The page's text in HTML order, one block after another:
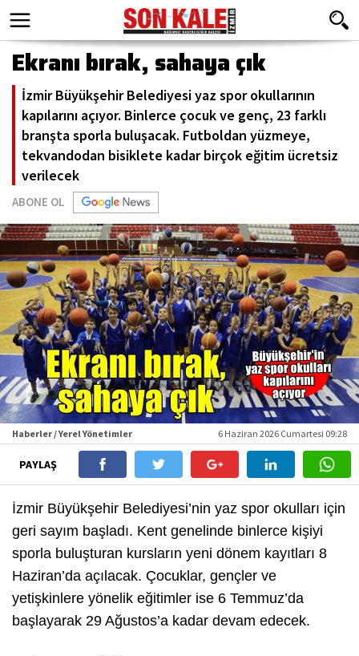
Ekranı bırak, sahaya çık
İzmir Büyükşehir Belediyesi yaz spor okullarının
kapılarını açıyor. Binlerce çocuk ve genç, 23 farklı
branşta sporla buluşacak. Futboldan yüzmeye,
tekvandodan bisiklete kadar birçok eğitim ücretsiz
verilecek
ABONE OL
Haberler / Yerel Yönetimler 6 Haziran 2026 Cumartesi 09:28
PAYLAŞ
İzmir Büyükşehir Belediyesi’nin yaz spor okulları için
geri sayım başladı. Kent genelinde binlerce kişiyi
sporla buluşturan kursların yeni dönem kayıtları 8
Haziran’da açılacak. Çocuklar, gençler ve
yetişkinlere yönelik eğitimler ise 6 Temmuz’da
başlayarak 29 Ağustos’a kadar devam edecek.